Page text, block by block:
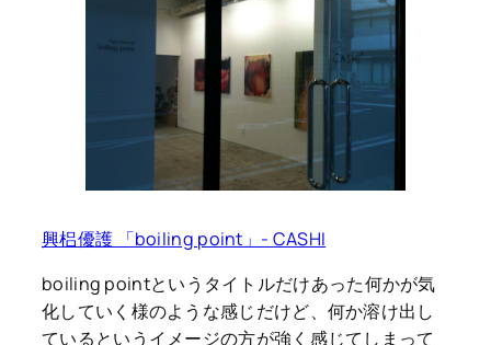
興梠優護 「boiling point」- CASHI
boiling pointというタイトルだけあった何かが気
化していく様のような感じだけど、何か溶け出し
ているというイメージの方が強く感じてしまって